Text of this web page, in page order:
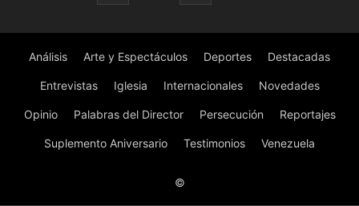
Análisis Arte y Espectáculos Deportes Destacadas
Entrevistas Iglesia Internacionales Novedades
Opinio Palabras del Director Persecución Reportajes
Suplemento Aniversario Testimonios Venezuela
©